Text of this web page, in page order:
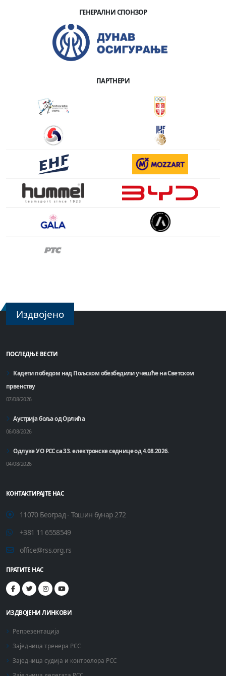
ГЕНЕРАЛНИ СПОНЗОР
ПАРТНЕРИ
Издвојено
ПОСЛЕДЊЕ ВЕСТИ
Кадети победом над Пољском обезбедили учешће на Светском
првенству
07/08/2026
Аустрија боља од Орлића
06/08/2026
Одлуке УО РСС са 33. електронске седнице од 4.08.2026.
04/08/2026
КОНТАКТИРАЈТЕ НАС
11070 Београд - Тошин бунар 272
+381 11 6558549
office@rss.org.rs
ПРАТИТЕ НАС
ИЗДВОЈЕНИ ЛИНКОВИ
Репрезентација
Заједница тренера РСС
Заједница судија и контролора РСС